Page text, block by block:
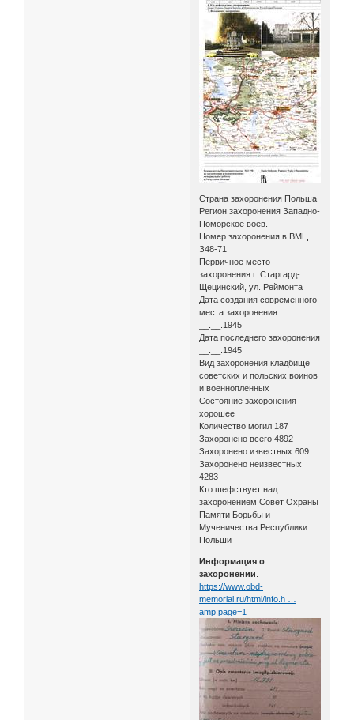
Страна захоронения Польша
Регион захоронения Западно-
Поморское воев.
Номер захоронения в ВМЦ
З48-71
Первичное место
захоронения г. Старгард-
Щецинский, ул. Реймонта
Дата создания современного
места захоронения
__.__.1945
Дата последнего захоронения
__.__.1945
Вид захоронения кладбище
советских и польских воинов
и военнопленных
Состояние захоронения
хорошее
Количество могил 187
Захоронено всего 4892
Захоронено известных 609
Захоронено неизвестных
4283
Кто шефствует над
захоронением Совет Охраны
Памяти Борьбы и
Мученичества Республики
Польши
Информация о
захоронении.
https://www.obd-
memorial.ru/html/info.h …
amp;page=1